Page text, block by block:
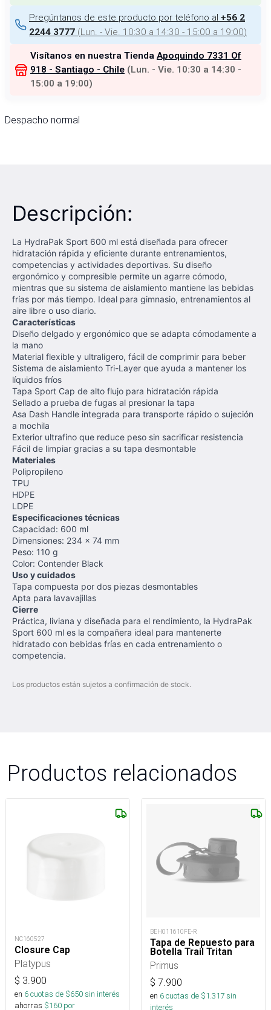
Pregúntanos de este producto por teléfono al +56 2
2244 3777 (Lun. - Vie. 10:30 a 14:30 - 15:00 a 19:00)
Visítanos en nuestra Tienda Apoquindo 7331 Of
918 - Santiago - Chile (Lun. - Vie. 10:30 a 14:30 -
15:00 a 19:00)
Despacho normal
Descripción:
La HydraPak Sport 600 ml está diseñada para ofrecer
hidratación rápida y eficiente durante entrenamientos,
competencias y actividades deportivas. Su diseño
ergonómico y compresible permite un agarre cómodo,
mientras que su sistema de aislamiento mantiene las bebidas
frías por más tiempo. Ideal para gimnasio, entrenamientos al
aire libre o uso diario.
Características
Diseño delgado y ergonómico que se adapta cómodamente a
la mano
Material flexible y ultraligero, fácil de comprimir para beber
Sistema de aislamiento Tri-Layer que ayuda a mantener los
líquidos fríos
Tapa Sport Cap de alto flujo para hidratación rápida
Sellado a prueba de fugas al presionar la tapa
Asa Dash Handle integrada para transporte rápido o sujeción
a mochila
Exterior ultrafino que reduce peso sin sacrificar resistencia
Fácil de limpiar gracias a su tapa desmontable
Materiales
Polipropileno
TPU
HDPE
LDPE
Especificaciones técnicas
Capacidad: 600 ml
Dimensiones: 234 × 74 mm
Peso: 110 g
Color: Contender Black
Uso y cuidados
Tapa compuesta por dos piezas desmontables
Apta para lavavajillas
Cierre
Práctica, liviana y diseñada para el rendimiento, la HydraPak
Sport 600 ml es la compañera ideal para mantenerte
hidratado con bebidas frías en cada entrenamiento o
competencia.
Los productos están sujetos a confirmación de stock.
Productos relacionados
NC160527
Closure Cap
Platypus
$ 3.900
en 6cuotas de $650sin interés
ahorras $160 por
BEH011610FE-R
Tapa de Repuesto para
Botella Trail Tritan
Primus
$ 7.900
en 6cuotas de $1.317sin
interés